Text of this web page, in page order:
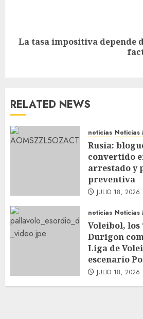
La tasa impositiva depende
RELATED NEWS
noticias Noticias
Rusia:
convertido
arrestado y
preventiva
JULIO 18, 2026
noticias Noticias
Voleibol, los
Durigon
Liga de
escenario
JULIO 18, 2026